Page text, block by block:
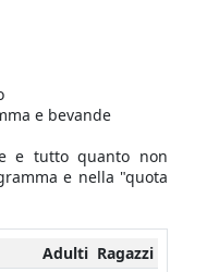
e bevande
e tutto quanto non
e nella "quota
Adulti Ragazzi